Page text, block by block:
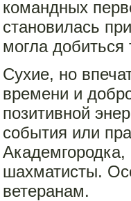
командных
становилась
могла добиться
Сухие, но
времени и
позитивной
события или
Академгородка,
шахматисты.
ветеранам.